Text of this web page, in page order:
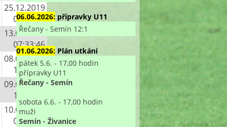
25.12.2019
00:31:13
13.02.2020
07:33:46
08.03.2020
16:14:24
09.03.2020
12:42:05
10.03.2020
07:21:25
06.06.2026: přípravky U11
Řečany - Semín 12:1
01.06.2026: Plán utkání
pátek 5.6. - 17,00 hodin
přípravky U11
Řečany - Semín
sobota 6.6. - 17,00 hodin
muži
Semín - Živanice